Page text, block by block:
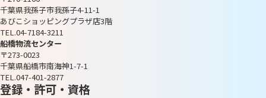
千葉県我孫子市我孫子4-11-1
あびこショッピングプラザ店3階
TEL.04-7184-3211
船橋物流センター
〒273-0023
千葉県船橋市南海神1-7-1
TEL.047-401-2877
登録・許可・資格